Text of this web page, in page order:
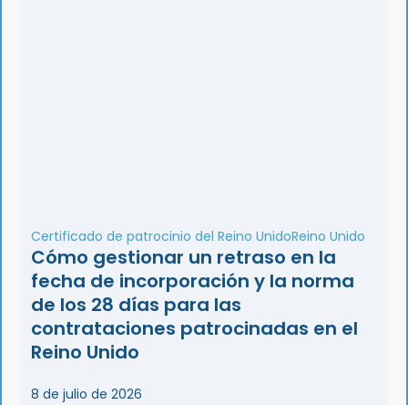
Certificado de patrocinio del Reino UnidoReino Unido
Cómo gestionar un retraso en la
fecha de incorporación y la norma
de los 28 días para las
contrataciones patrocinadas en el
Reino Unido
8 de julio de 2026